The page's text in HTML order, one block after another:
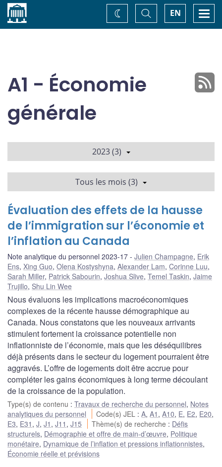
Accueil EN
Basculer
la
recherche
Changez
de
A1 - Économie
générale
2023 (3)
Tous les mois (3)
Évaluation des effets de la hausse
de l’immigration sur l’économie et
l’inflation au Canada
Note analytique du personnel 2023-17 Julien Champagne, Erik
Ens, Xing Guo, Olena Kostyshyna, Alexander Lam, Corinne Luu,
Sarah Miller, Patrick Sabourin, Joshua Slive, Temel Taskin, Jaime
Trujillo, Shu Lin Wee
Nous évaluons les implications macroéconomiques
complexes de la récente hausse démographique au
Canada. Nous constatons que les nouveaux arrivants
stimulent fortement la croissance potentielle non
inflationniste de l’économie, mais que les déséquilibres
déjà présents dans le secteur du logement pourraient être
aggravés. L’offre de logements doit être accrue pour
compléter les gains économiques à long terme découlant
de la croissance de la population.
Type(s) de contenu : Travaux de recherche du personnel, Notes
analytiques du personnel
Code(s) JEL :A,A1 ,A10, E, E2, E20,
E3, E31 , J, J1 , J11 , J15 Thème(s) de recherche : Défis
structurels, Démographie et offre de main-d’œuvre, Politique
monétaire, Dynamique de l’inflation et pressions inflationnistes,
Économie réelle et prévisions